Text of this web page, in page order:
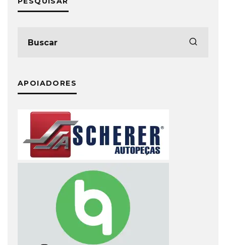
APOIADORES